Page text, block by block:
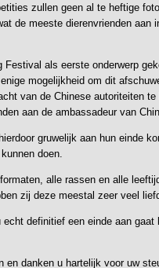
zullen geen al te heftige
de meeste dierenvrienden aan
Festival als eerste onderwerp
mogelijkheid om dit
van de Chinese autoriteiten
aan de ambassadeur van
gruwelijk aan hun einde
doen.
alle rassen en alle
zij deze meestal zeer veel
definitief een einde aan
en danken u hartelijk voor uw